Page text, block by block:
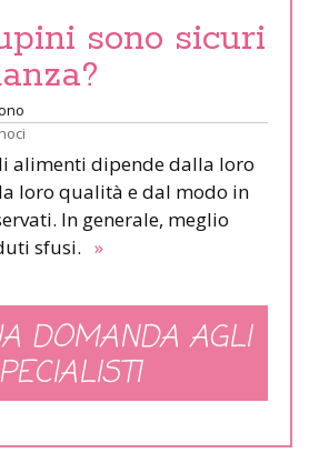
sono sicuri
alimenti dipende dalla loro
loro qualità e dal modo in
In generale, meglio
sfusi. »
DOMANDA AGLI